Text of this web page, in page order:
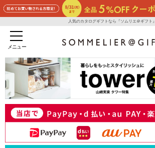
人気のカタログギフトなら『ソムリエ＠ギフト』
メニュー